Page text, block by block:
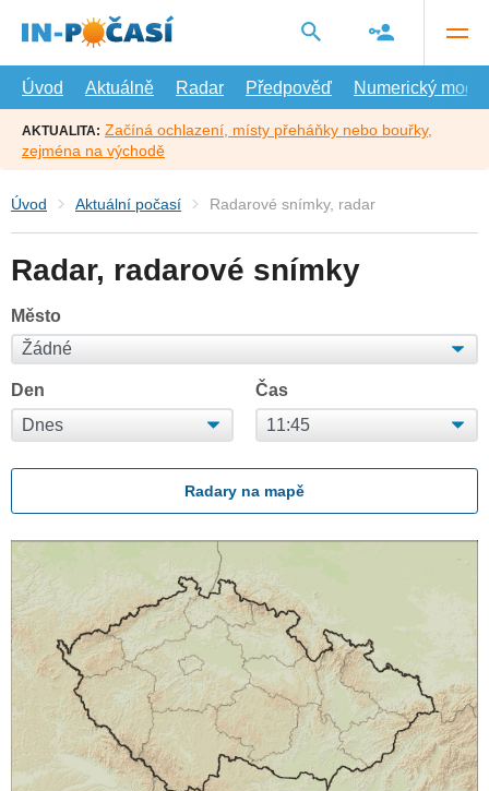
hlavní
Úvod
Aktuálně Radar Předpověď Numerický model
AKTUALITA: Začíná ochlazení, místy přeháňky nebo bouřky,
zejména na východě
Úvod Aktuální počasí Radarové snímky, radar
Radar, radarové snímky
Město
Den Čas
Radary na mapě